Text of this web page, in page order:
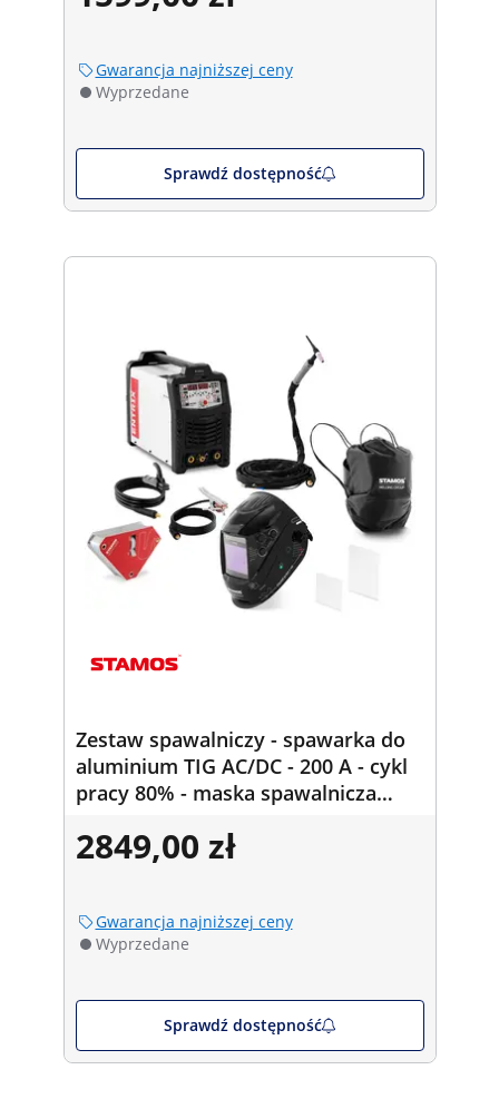
Gwarancja najniższej ceny
Wyprzedane
Sprawdź dostępność
Zestaw spawalniczy - spawarka do
aluminium TIG AC/DC - 200 A - cykl
pracy 80% - maska spawalnicza
spawalniczy - 45/90° - 55 kg
2849,00 zł
Gwarancja najniższej ceny
Wyprzedane
Sprawdź dostępność